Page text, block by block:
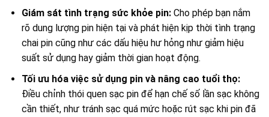
Giám sát tình trạng sức khỏe pin: Cho phép bạn nắm
rõ dung lượng pin hiện tại và phát hiện kịp thời tình trạng
chai pin cũng như các dấu hiệu hư hỏng như giảm hiệu
suất sử dụng hay giảm thời gian hoạt động.
Tối ưu hóa việc sử dụng pin và nâng cao tuổi thọ:
Điều chỉnh thói quen sạc pin để hạn chế số lần sạc không
cần thiết, như tránh sạc quá mức hoặc rút sạc khi pin đã